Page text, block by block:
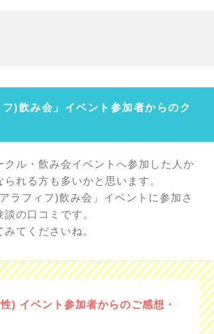
フ)飲み会」イベント参加者からのク
クル・飲み会イベントへ参加した人か
れる方も多いかと思います。
ラフィフ)飲み会」イベントに参加さ
の口コミです。
てくださいね。
) イベント参加者からのご感想・